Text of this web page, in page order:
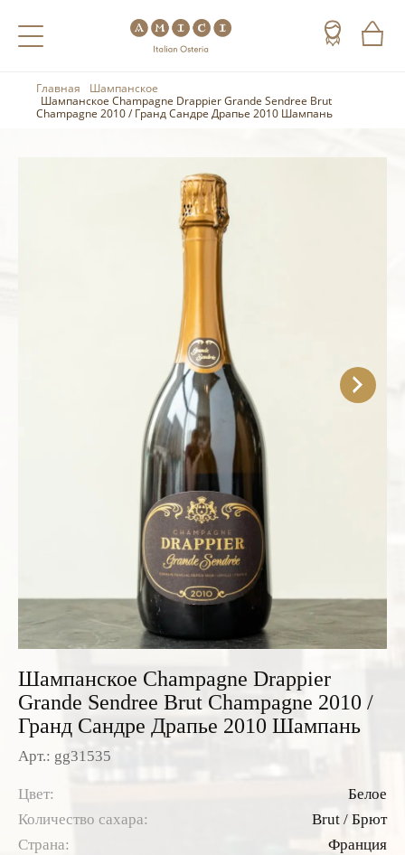
Назад
Назад
Шампанское
Игристое вино
Красные вина
Белые вина
Розовые вина
Итальянские вина
Французские вина
Испанские вина
Назад
Главная
Шампанское
Шампанское Champagne Drappier Grande Sendree Brut
Champagne 2010 / Гранд Сандре Драпье 2010 Шампань
Шампанское Champagne Drappier
Grande Sendree Brut Champagne 2010 /
Гранд Сандре Драпье 2010 Шампань
Арт.: gg31535
Цвет:
Белое
Количество сахара:
Brut / Брют
Страна:
Франция